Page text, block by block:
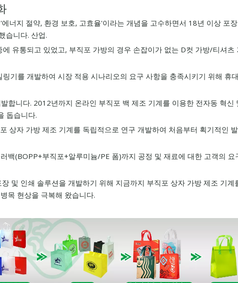
너지 절약, 환경 보호, 고효율'이라는 개념을 고수하면서 18년 이상 포
습니다. 산업.
유통되고 있었고, 부직포 가방의 경우 손잡이가 없는 D컷 가방/티셔츠
기를 개발하여 시장 적용 시나리오의 요구 사항을 충족시키기 위해 휴
합니다. 2012년까지 온라인 부직포 백 제조 기계를 이용한 전자동 혁신
돕습니다.
상자 가방 제조 기계를 독립적으로 연구 개발하여 처음부터 획기적인
백(BOPP+부직포+알루미늄/PE 폼)까지 공정 및 재료에 대한 고객의 요
및 인쇄 솔루션을 개발하기 위해 지금까지 부직포 상자 가방 제조 기계
목 현상을 극복해 왔습니다.